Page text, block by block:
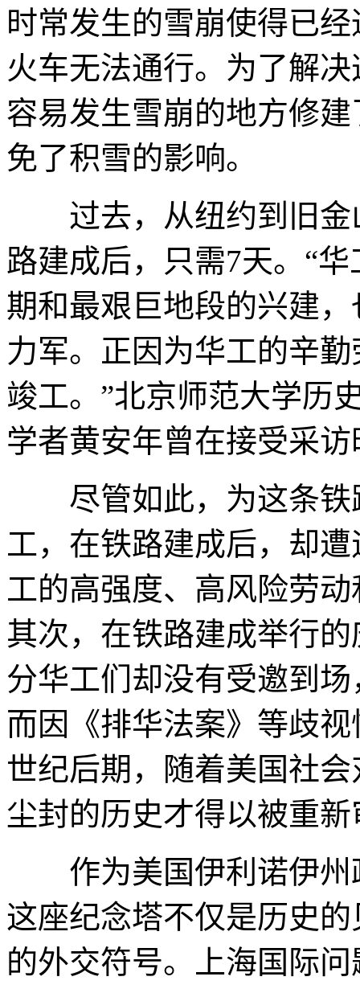
时常发生的雪崩使得已
火车无法通行。为了解
容易发生雪崩的地方修
免了积雪的影响。
过去，从纽约到旧金
路建成后，只需7天。“
期和最艰巨地段的兴建
力军。正因为华工的辛
竣工。”北京师范大学历
学者黄安年曾在接受采访
尽管如此，为这条铁
工，在铁路建成后，却
工的高强度、高风险劳
其次，在铁路建成举行
分华工们却没有受邀到
而因《排华法案》等歧
世纪后期，随着美国社
尘封的历史才得以被重新
作为美国伊利诺伊州
这座纪念塔不仅是历史
的外交符号。上海国际